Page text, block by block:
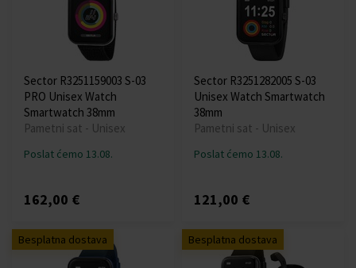
Sector R3251159003 S-03
PRO Unisex Watch
Smartwatch 38mm
Pametni sat - Unisex
Poslat ćemo 13.08.
162,00 €
Sector R3251282005 S-03
Unisex Watch Smartwatch
38mm
Pametni sat - Unisex
Poslat ćemo 13.08.
121,00 €
Besplatna dostava Besplatna dostava